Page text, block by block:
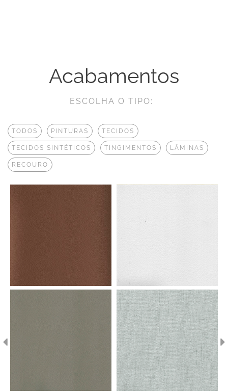
Acabamentos
ESCOLHA O TIPO:
TODOS PINTURAS TECIDOS
TECIDOS SINTÉTICOS TINGIMENTOS LÂMINAS
RECOURO